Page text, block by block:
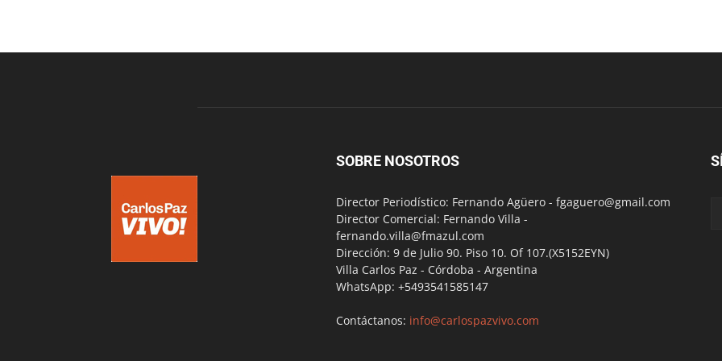
SOBRE NOSOTROS
Director Periodístico: Fernando Agüero - fgaguero@gmail.com
Director Comercial: Fernando Villa -
fernando.villa@fmazul.com
Dirección: 9 de Julio 90. Piso 10. Of 107.(X5152EYN)
Villa Carlos Paz - Córdoba - Argentina
WhatsApp: +5493541585147
Contáctanos: info@carlospazvivo.com